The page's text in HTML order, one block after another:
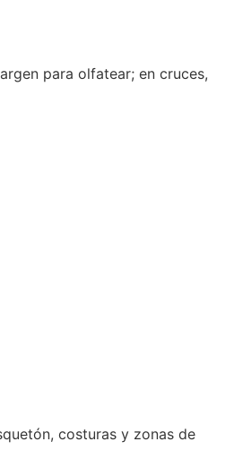
para olfatear; en cruces,
costuras y zonas de